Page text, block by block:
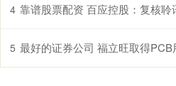
4 靠谱股票配资 百应控股：复核聆
5 最好的证券公司 福立旺取得PCB用机械手吸取机